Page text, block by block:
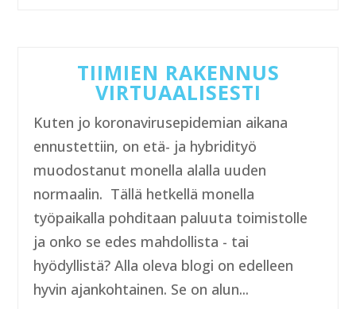
TIIMIEN RAKENNUS
VIRTUAALISESTI
Kuten jo koronavirusepidemian aikana
ennustettiin, on etä- ja hybridityö
muodostanut monella alalla uuden
normaalin. Tällä hetkellä monella
työpaikalla pohditaan paluuta toimistolle
ja onko se edes mahdollista - tai
hyödyllistä? Alla oleva blogi on edelleen
hyvin ajankohtainen. Se on alun...